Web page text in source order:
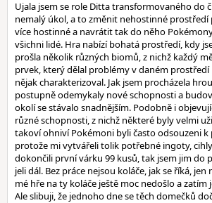
Ujala jsem se role Ditta transformovaného do
nemalý úkol, a to změnit nehostinné prostředí
více hostinné a navrátit tak do něho
všichni lidé. Hra nabízí bohatá prostředí, kdy
prošla několik různých biomů, z nichž každý
prvek, který dělal problémy v daném
nějak charakterizoval. Jak jsem procházela
postupně odemykaly nové schopnosti a
okolí se stávalo snadnějším. Podobně i
různé schopnosti, z nichž některé byly velmi
takoví ohniví Pokémoni byli často odsouzeni k
protože mi vytvářeli tolik potřebné ingoty,
dokončili první várku 99 kusů, tak jsem jim do
jeli dál. Bez práce nejsou koláče, jak se říká,
mé hře na ty koláče ještě moc nedošlo a
Ale slibuji, že jednoho dne se těch domečků